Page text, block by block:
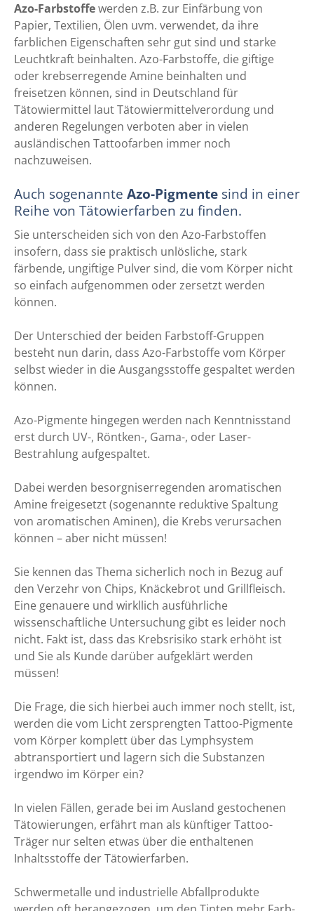
Azo-Farbstoffewerden z.B. zur Einfärbung von
Papier, Textilien, Ölen uvm. verwendet, da ihre
farblichen Eigenschaften sehr gut sind und starke
Leuchtkraft beinhalten. Azo-Farbstoffe, die giftige
oder krebserregende Amine beinhalten und
freisetzen können, sind in Deutschland für
Tätowiermittel laut Tätowiermittelverordung und
anderen Regelungen verboten aber in vielen
ausländischen Tattoofarben immer noch
nachzuweisen.
Auch sogenannte Azo-Pigmente sind in einer
Reihe von Tätowierfarben zu finden.
Sie unterscheiden sich von den Azo-Farbstoffen
insofern, dass sie praktisch unlösliche, stark
färbende, ungiftige Pulver sind, die vom Körper nicht
so einfach aufgenommen oder zersetzt werden
können.
Der Unterschied der beiden Farbstoff-Gruppen
besteht nun darin, dass Azo-Farbstoffe vom Körper
selbst wieder in die Ausgangsstoffe gespaltet werden
können.
Azo-Pigmente hingegen werden nach Kenntnisstand
erst durch UV-, Röntken-, Gama-, oder Laser-
Bestrahlung aufgespaltet.
Dabei werden besorgniserregenden aromatischen
Amine freigesetzt (sogenannte reduktive Spaltung
von aromatischen Aminen), die Krebs verursachen
können – aber nicht müssen!
Sie kennen das Thema sicherlich noch in Bezug auf
den Verzehr von Chips, Knäckebrot und Grillfleisch.
Eine genauere und wirkllich ausführliche
wissenschaftliche Untersuchung gibt es leider noch
nicht. Fakt ist, dass das Krebsrisiko stark erhöht ist
und Sie als Kunde darüber aufgeklärt werden
müssen!
Die Frage, die sich hierbei auch immer noch stellt, ist,
werden die vom Licht zersprengten Tattoo-Pigmente
vom Körper komplett über das Lymphsystem
abtransportiert und lagern sich die Substanzen
irgendwo im Körper ein?
In vielen Fällen, gerade bei im Ausland gestochenen
Tätowierungen, erfährt man als künftiger Tattoo-
Träger nur selten etwas über die enthaltenen
Inhaltsstoffe der Tätowierfarben.
Schwermetalle und industrielle Abfallprodukte